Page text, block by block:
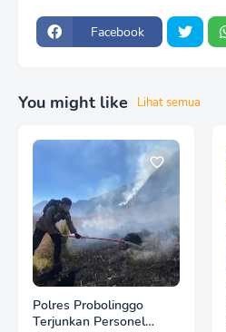
Facebook
You might like Lihat semua
Polres Probolinggo
Terjunkan Personel